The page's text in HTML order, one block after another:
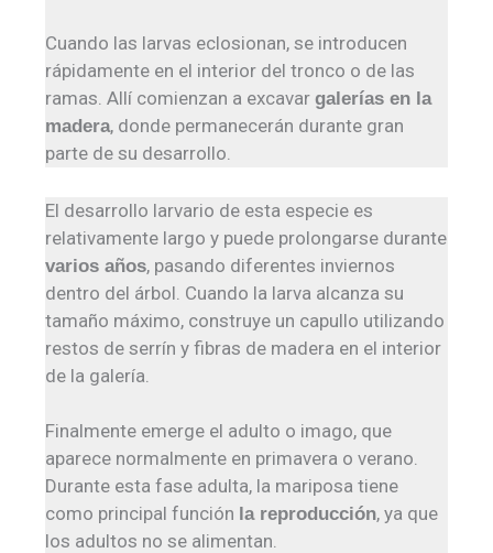
Cuando las larvas eclosionan, se introducen
rápidamente en el interior del tronco o de las
ramas. Allí comienzan a excavargalerías en la
madera, donde permanecerán durante gran
parte de su desarrollo.
El desarrollo larvario de esta especie es
relativamente largo y puede prolongarse durante
varios años, pasando diferentes inviernos
dentro del árbol. Cuando la larva alcanza su
tamaño máximo, construye un capullo utilizando
restos de serrín y fibras de madera en el interior
de la galería.
Finalmente emerge el adulto o imago, que
aparece normalmente en primavera o verano.
Durante esta fase adulta, la mariposa tiene
como principal función la reproducción, ya que
los adultos no se alimentan.